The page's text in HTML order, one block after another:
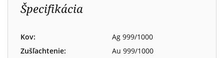
Špecifikácia
Kov:
Ag 999/1000
Zušľachtenie:
Au 999/1000